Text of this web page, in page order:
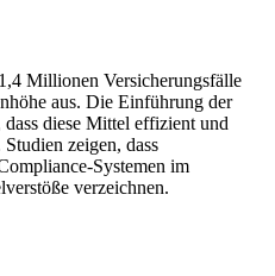
Millionen Versicherungsfälle
aus. Die Einführung der
diese Mittel effizient und
zeigen, dass
Systemen im
verzeichnen.